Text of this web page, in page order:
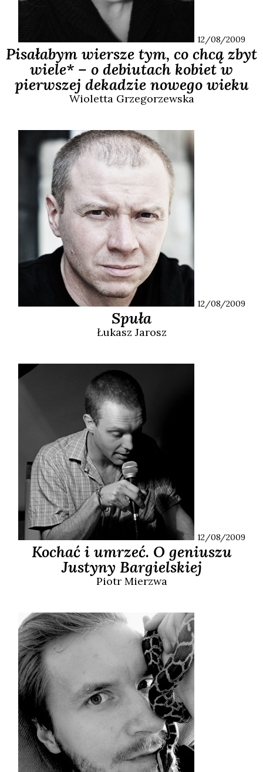
12/08/2009
Pisałabym wiersze tym, co chcą zbyt
wiele* – o debiutach kobiet w
pierwszej dekadzie nowego wieku
Wioletta Grzegorzewska
12/08/2009
Spuła
Łukasz Jarosz
12/08/2009
Kochać i umrzeć. O geniuszu
Justyny Bargielskiej
PiotrMierzwa